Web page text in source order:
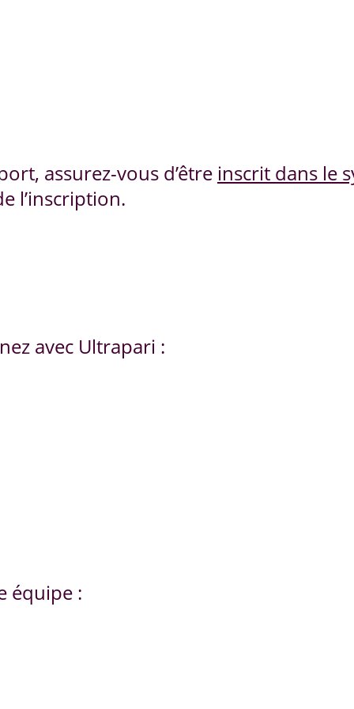
assurez-vous d’être inscrit dans le
l’inscription.
avec Ultrapari :
équipe :